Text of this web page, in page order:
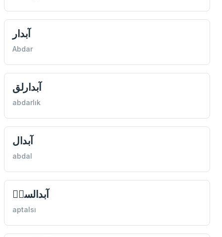
آبدار
Abdar
آبدارلق
abdarlık
آبدال
abdal
آبدالسىٖ
aptalsı